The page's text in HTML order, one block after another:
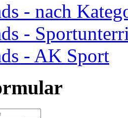
- nach
-
- AK Sport